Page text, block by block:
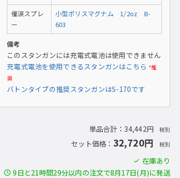
催涙スプレ
ー
小型ポリスマグナム 1/2oz B-
603
備考
このスタンガンには充電式電池は使用できません
充電式電池を使用できるスタンガンはこちら *推
奨
バトンタイプの推奨スタンガンはS-170です
単品合計：34,442円 税別
セット価格： 32,720円 税別
在庫あり
9日と21時間29分以内の注文で8月17日(月)に発送